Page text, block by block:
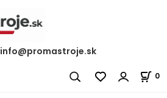
info@promastroje.sk
0